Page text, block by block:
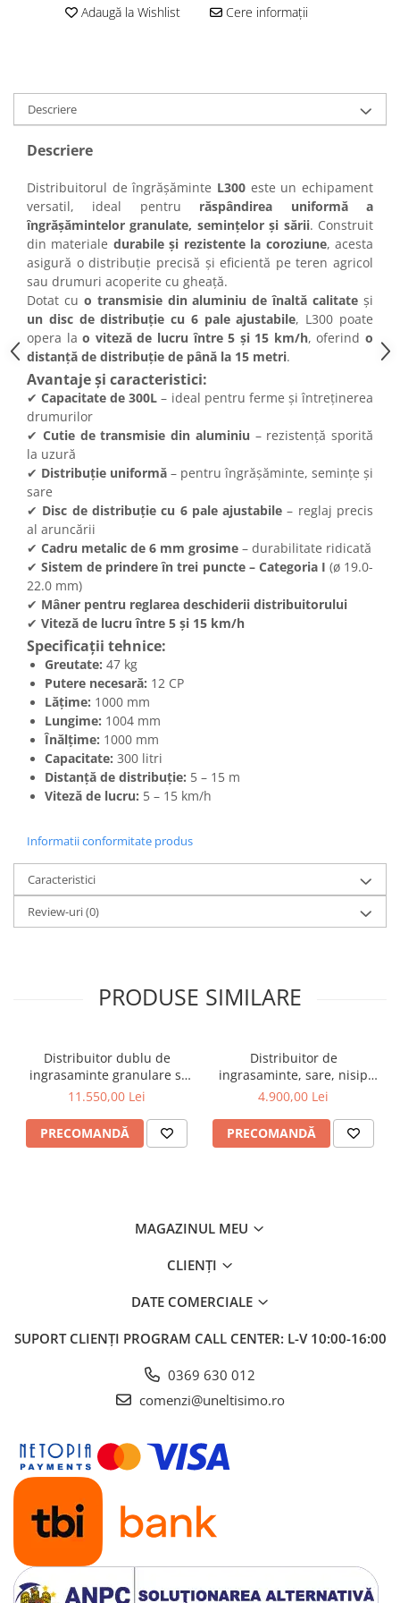
Adaugă la Wishlist Cere informații
Descriere
Descriere
Distribuitorul de îngrășăminte L300 este un echipament
versatil, ideal pentru răspândirea uniformă a
îngrășămintelor granulate, semințelor și sării. Construit
din materiale durabile și rezistente la coroziune, acesta
asigură o distribuție precisă și eficientă pe teren agricol
sau drumuri acoperite cu gheață.
Dotat cu o transmisie din aluminiu de înaltă calitate și
un disc de distribuție cu 6 pale ajustabile, L300 poate
opera lao viteză de lucru între 5 și 15 km/h, oferindo
distanță de distribuție de până la 15 metri.
Avantaje și caracteristici:
✔Capacitate de 300L – ideal pentru ferme și întreținerea
drumurilor
✔ Cutie de transmisie din aluminiu – rezistență sporită
la uzură
✔ Distribuție uniformă – pentru îngrășăminte, semințe și
sare
✔ Disc de distribuție cu 6 pale ajustabile – reglaj precis
al aruncării
✔ Cadru metalic de 6 mm grosime – durabilitate ridicată
✔Sistem de prindere în trei puncte – Categoria I (ø 19.0-
22.0 mm)
✔ Mâner pentru reglarea deschiderii distribuitorului
✔ Viteză de lucru între 5 și 15 km/h
Specificații tehnice:
Greutate: 47 kg
Putere necesară: 12 CP
Lățime: 1000 mm
Lungime: 1004 mm
Înălțime: 1000 mm
Capacitate: 300 litri
Distanță de distribuție: 5 – 15 m
Viteză de lucru: 5 – 15 km/h
Informatii conformitate produs
Caracteristici
Review-uri(0)
PRODUSE SIMILARE
Distribuitor dublu de
ingrasaminte granulare si
material antiderapant,
cardan tractor, 2L1500H
11.550,00 Lei
PRECOMANDĂ
Distribuitor de
ingrasaminte, sare, nisip
Jansen SW-200
4.900,00 Lei
PRECOMANDĂ
MAGAZINUL MEU
CLIENȚI
DATE COMERCIALE
SUPORT CLIENȚI PROGRAM CALL CENTER: L-V 10:00-16:00
0369 630 012
comenzi@uneltisimo.ro